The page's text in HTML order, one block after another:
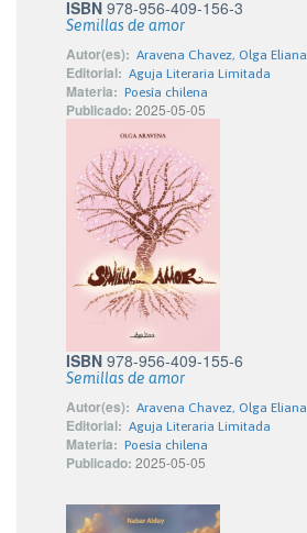
ISBN 978-956-409-156-3
Semillas de amor
Autor(es): Aravena Chavez, Olga Eliana
Editorial: Aguja Literaria Limitada
Materia: Poesía chilena
Publicado: 2025-05-05
ISBN 978-956-409-155-6
Semillas de amor
Autor(es): Aravena Chavez, Olga Eliana
Editorial: Aguja Literaria Limitada
Materia: Poesía chilena
Publicado: 2025-05-05